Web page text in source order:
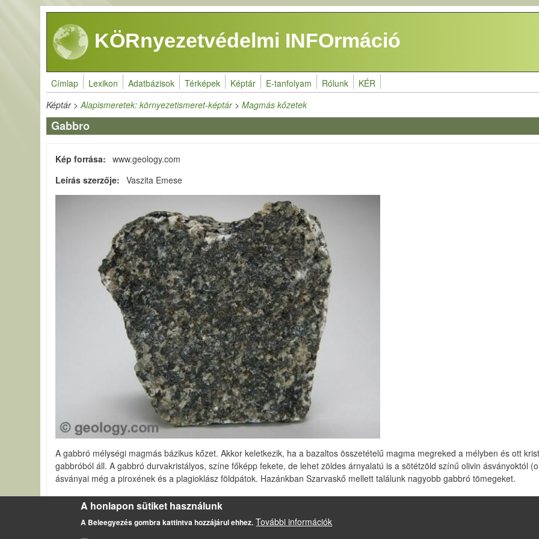
Ugrás a tartalomra
KÖRnyezetvédelmi INFOrmáció
Címlap Lexikon Adatbázisok Térképek Képtár E-tanfolyam Rólunk KÉR
Képtár>Alapismeretek: környezetismeret-képtár>Magmás kőzetek
Gabbro
Kép forrása
www.geology.com
Leírás szerzője
Vaszita Emese
A gabbró mélységi magmás bázikus kőzet. Akkor keletkezik, ha a bazaltos összetételű magma megreked a mélyben és ott
gabbróból áll. A gabbró durvakristályos, színe főképp fekete, de lehet zöldes árnyalatú is a sötétzöld színű olivin ásványoktól
ásványai még a piroxének és a plagioklász földpátok. Hazánkban Szarvaskő mellett találunk nagyobb gabbró tömegeket.
Szerző által felhasznált források
http://www.asko.uni-miskolc.hu
Magmás kőzetek
A honlapon sütiket használunk
A Beleegyezés gombra kattintva hozzájárul ehhez. További információk